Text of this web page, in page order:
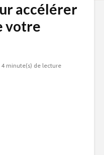
accélérer
votre
4 minute(s) de lecture